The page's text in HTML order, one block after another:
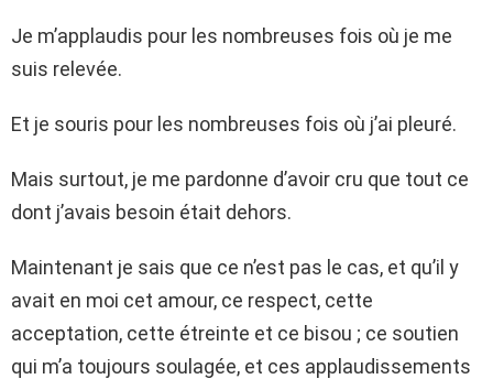
Je m’applaudis pour les nombreuses fois où je me
suis relevée.
Et je souris pour les nombreuses fois où j’ai pleuré.
Mais surtout, je me pardonne d’avoir cru que tout ce
dont j’avais besoin était dehors.
Maintenant je sais que ce n’est pas le cas, et qu’il y
avait en moi cet amour, ce respect, cette
acceptation, cette étreinte et ce bisou ; ce soutien
qui m’a toujours soulagée, et ces applaudissements